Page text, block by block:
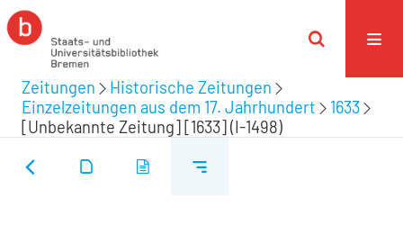
Zeitungen
Historische Zeitungen
Einzelzeitungen aus dem 17. Jahrhundert
1633
[Unbekannte Zeitung] [1633] (I-1498)